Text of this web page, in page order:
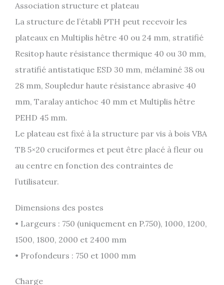
Association structure et plateau
La structure de l’établi PTH peut recevoir les
plateaux en Multiplis hêtre 40 ou 24 mm, stratifié
Resitop haute résistance thermique 40 ou 30 mm,
stratifié antistatique ESD 30 mm, mélaminé 38 ou
28 mm, Soupledur haute résistance abrasive 40
mm, Taralay antichoc 40 mm et Multiplis hêtre
PEHD 45 mm.
Le plateau est fixé à la structure par vis à bois VBA
TB 5×20 cruciformes et peut être placé à fleur ou
au centre en fonction des contraintes de
l’utilisateur.
Dimensions des postes
• Largeurs : 750 (uniquement en P.750), 1000, 1200,
1500, 1800, 2000 et 2400 mm
• Profondeurs : 750 et 1000 mm
Charge